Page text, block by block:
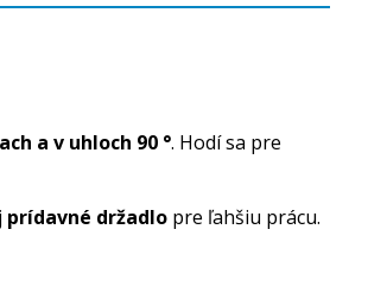
a v uhloch 90 °. Hodí sa pre
prídavné držadlo pre ľahšiu prácu.